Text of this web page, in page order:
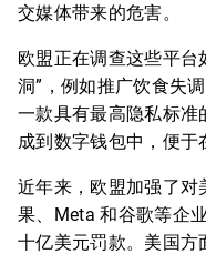
交媒体带来的危害。
欧盟正在调查这些平台
洞”，例如推广饮食失
一款具有最高隐私标
成到数字钱包中，便于
近年来，欧盟加强了
果、Meta 和谷歌等企
十亿美元罚款。美国